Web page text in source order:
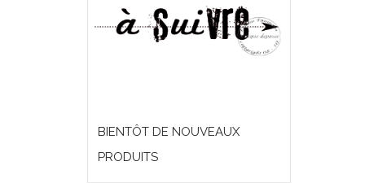
BIENTÔT DE NOUVEAUX
PRODUITS